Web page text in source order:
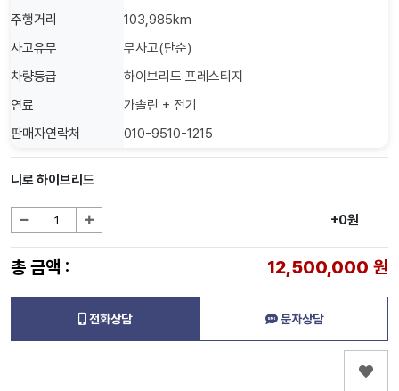
주행거리
103,985km
사고유무
무사고(단순)
차량등급
하이브리드 프레스티지
연료
가솔린 + 전기
판매자연락처
010-9510-1215
니로 하이브리드
+0원
총 금액 : 12,500,000 원
전화상담 문자상담